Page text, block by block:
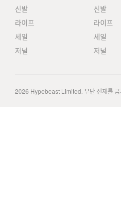
신발
라이프
세일
저널
신발
라이프
세일
저널
2026 Hypebeast Limited. 무단 전재를